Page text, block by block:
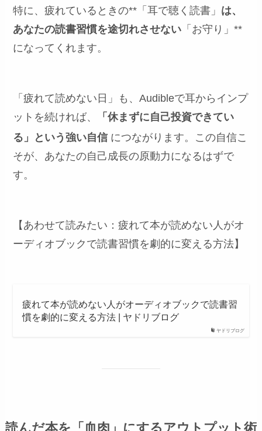
特に、疲れているときの**「耳で聴く読書」 は、
あなたの読書習慣を途切れさせない 「お守り」**
になってくれます。
「疲れて読めない日」も、Audibleで耳からインプ
ットを続ければ、
「休まずに自己投資できてい
る」という強い自信 につながります。この自信こ
そが、あなたの自己成長の原動力になるはずで
す。
【あわせて読みたい：疲れて本が読めない人がオ
ーディオブックで読書習慣を劇的に変える方法】
ヤドリブログ
疲れて本が読めない人がオーディオブックで読書習
慣を劇的に変える方法 | ヤドリブログ
読んだ本を「血肉」にするアウトプット術